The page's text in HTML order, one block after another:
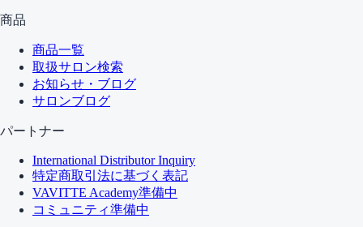
商品
商品一覧
取扱サロン検索
お知らせ・ブログ
サロンブログ
パートナー
International Distributor Inquiry
特定商取引法に基づく表記
VAVITTE Academy準備中
コミュニティ準備中